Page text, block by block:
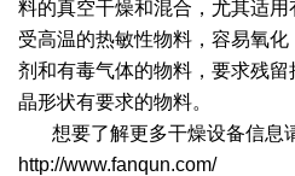
料的真空干燥和混合，尤其适
受高温的热敏性物料，容易氧
剂和有毒气体的物料，要求残
晶形状有要求的物料。
想要了解更多干燥设备信息
http://www.fanqun.com/